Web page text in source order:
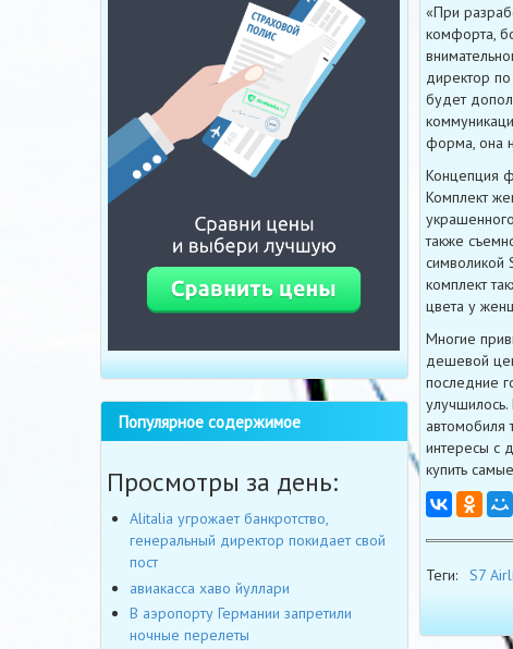
«При
комфорта,
директор
будет
форма, она
Концепция
Комплект
также
символикой
комплект
цвета у
Многие
дешевой
последние
улучшилось.
автомобиля
интересы с
купить
Теги: S7
Популярное содержимое
Просмотры за день:
Alitalia угрожает банкротство,
генеральный директор покидает свой
пост
авиакасса хаво йуллари
В аэропорту Германии запретили
ночные перелеты